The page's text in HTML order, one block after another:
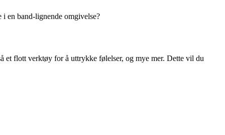
en band-lignende omgivelse?
et flott verktøy for å uttrykke følelser, og mye mer. Dette vil du